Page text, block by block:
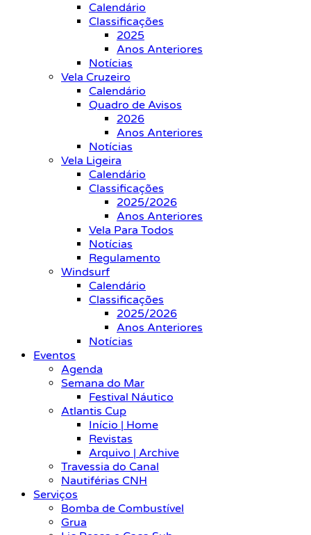
Calendário
Classificações
2025
Anos Anteriores
Notícias
Vela Cruzeiro
Calendário
Quadro de Avisos
2026
Anos Anteriores
Notícias
Vela Ligeira
Calendário
Classificações
2025/2026
Anos Anteriores
Vela Para Todos
Notícias
Regulamento
Windsurf
Calendário
Classificações
2025/2026
Anos Anteriores
Notícias
Eventos
Agenda
Semana do Mar
Festival Náutico
Atlantis Cup
Início | Home
Revistas
Arquivo | Archive
Travessia do Canal
Nautiférias CNH
Serviços
Bomba de Combustível
Grua